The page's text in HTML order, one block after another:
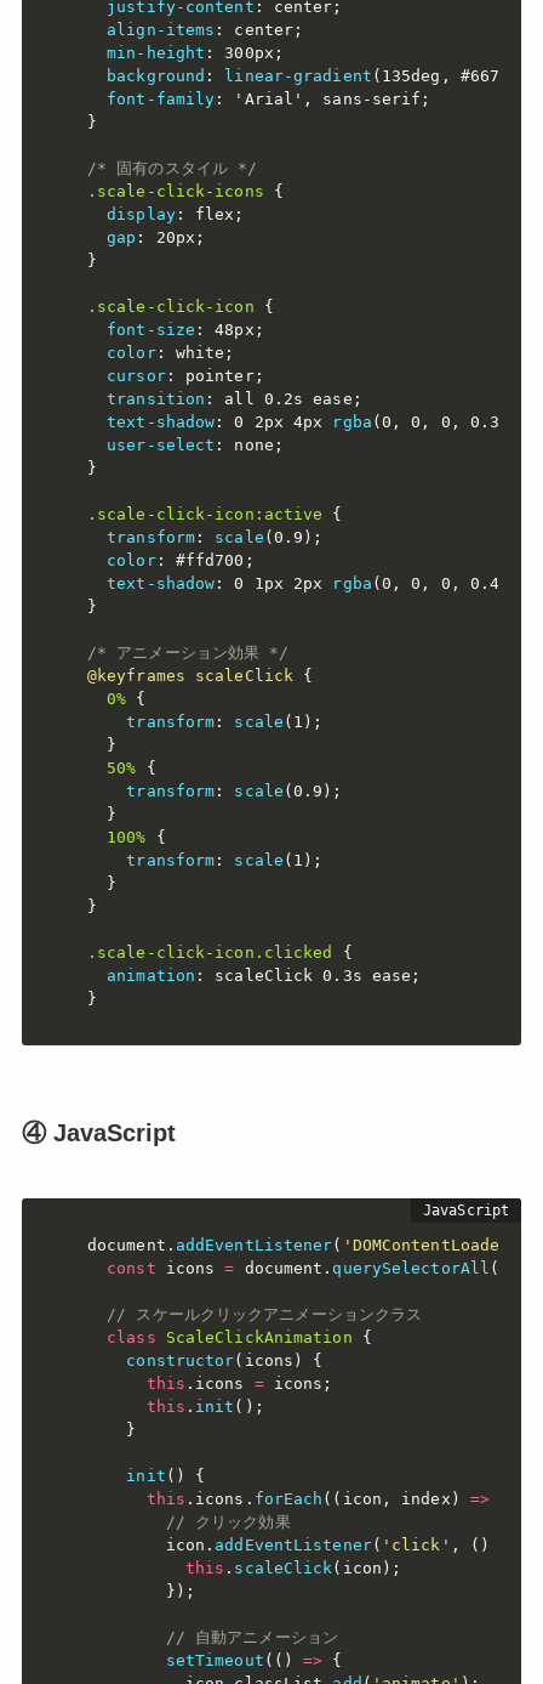
justify-content : center ;
align-items : center ;
min-height : 300px ;
background : linear-gradient ( 135deg ,
#667eea
font-family : 'Arial' , sans-serif ;
}
/* 固有のスタイル */
.scale-click-icons
{
display: flex ;
gap : 20px ;
}
.scale-click-icon
{
font-size : 48px ;
color: white ;
cursor: pointer;
transition : all 0.2s ease ;
text-shadow : 0 2px 4px rgba ( 0 , 0 , 0 , 0.3
user-select : none ;
}
.scale-click-icon:active
{
transform : scale ( 0.9 ) ;
color: #ffd700 ;
text-shadow : 0 1px 2px rgba ( 0 , 0 , 0 , 0.4
}
/* アニメーション効果 */
@keyframes scaleClick
{
0% {
transform : scale ( 1 ) ;
}
50%
{
transform : scale (0.9 ) ;
}
100%
{
transform : scale ( 1 ) ;
}
}
.scale-click-icon.clicked
{
animation : scaleClick 0.3s ease ;
}
④ JavaScript
document . addEventListener( 'DOMContentLoaded'
const icons = document . querySelectorAll (
// スケールクリックアニメーションクラス
class
ScaleClickAnimation
{
constructor( icons )
{
this . icons = icons ;
this . init ( ) ;
}
init ( )
{
this . icons . forEach ( ( icon , index ) =>
// クリック効果
        icon
. addEventListener( 'click' , ( )
this . scaleClick ( icon ) ;
} ) ;
// 自動アニメーション
setTimeout ( ( ) => {